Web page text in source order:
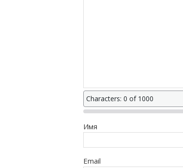
Characters: 0 of 1000
Имя
Email